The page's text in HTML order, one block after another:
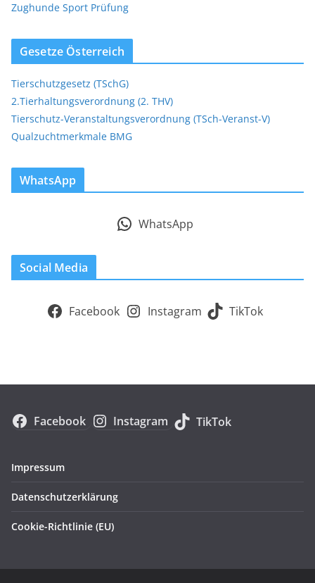
Zughunde Sport Prüfung
Gesetze Österreich
Tierschutzgesetz (TSchG)
2.Tierhaltungsverordnung (2. THV)
Tierschutz-Veranstaltungsverordnung (TSch-Veranst-V)
Qualzuchtmerkmale BMG
WhatsApp
WhatsApp
Social Media
Facebook Instagram TikTok
Facebook Instagram TikTok
Impressum
Datenschutzerklärung
Cookie-Richtlinie (EU)